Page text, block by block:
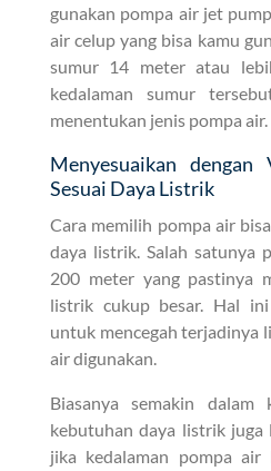
gunakan pompa air jet
air celup yang bisa kamu
sumur 14 meter atau
kedalaman sumur
menentukan jenis pompa air.
Menyesuaikan
Sesuai Daya Listrik
Cara memilih pompa air
daya listrik. Salah satunya
200 meter yang pastinya
listrik cukup besar. Hal
untuk mencegah terjadinya
air digunakan.
Biasanya semakin dalam
kebutuhan daya listrik juga
jika kedalaman pompa air